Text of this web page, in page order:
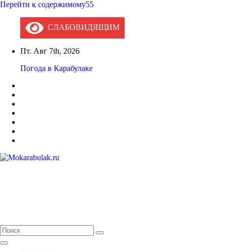
Перейти к содержимому55
СЛАБОВИДЯЩИМ
Пт. Авг 7th, 2026
Погода в Карабулаке